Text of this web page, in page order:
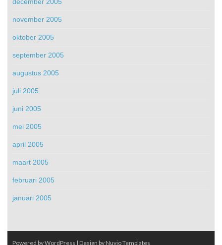
november 2005
oktober 2005
september 2005
augustus 2005
juli 2005
juni 2005
mei 2005
april 2005
maart 2005
februari 2005
januari 2005
Powered by WordPress | Design by Nuvio Templates